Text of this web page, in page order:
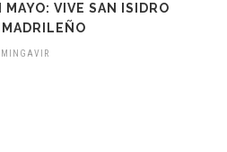
MAYO: VIVE SAN ISIDRO